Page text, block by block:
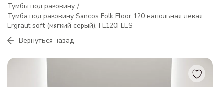
Тумбы под раковину
Тумба под раковину Sancos Folk Floor 120 напольная левая
Ergraut soft (мягкий серый), FL120FLES
Вернуться назад